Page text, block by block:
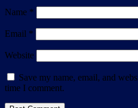
Name *
Email *
Website
Save my name, email, and
time I comment.